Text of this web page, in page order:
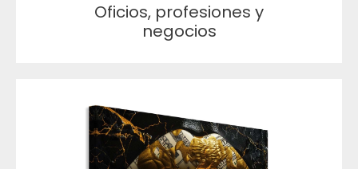
Oficios, profesiones y
negocios